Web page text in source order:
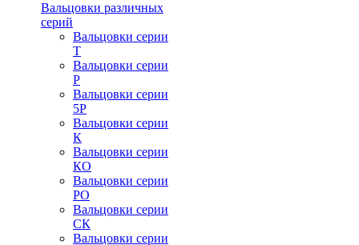
Вальцовки различных
серий
Вальцовки серии
Т
Вальцовки серии
Р
Вальцовки серии
5Р
Вальцовки серии
К
Вальцовки серии
КО
Вальцовки серии
РО
Вальцовки серии
СК
Вальцовки серии